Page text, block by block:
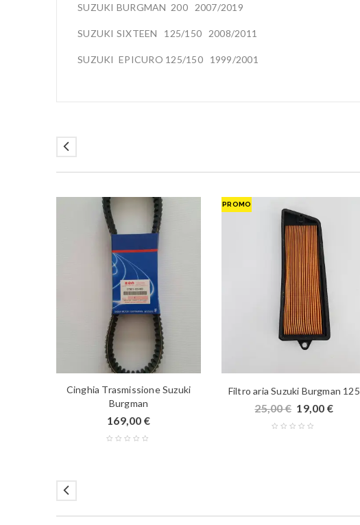
SUZUKI BURGMAN 200 2007/2019
SUZUKI SIXTEEN 125/150 2008/2011
SUZUKI EPICURO 125/150 1999/2001
Cinghia Trasmissione Suzuki
Burgman
169,00 €
PROMO
Filtro aria Suzuki Burgman 125
25,00€ 19,00 €